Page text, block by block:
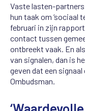
Vaste lasten-
hun taak om ‘sociaal
februari in zijn
contact tussen
ontbreekt vaak. En
van signalen, dan is
geven dat een
Ombudsman.